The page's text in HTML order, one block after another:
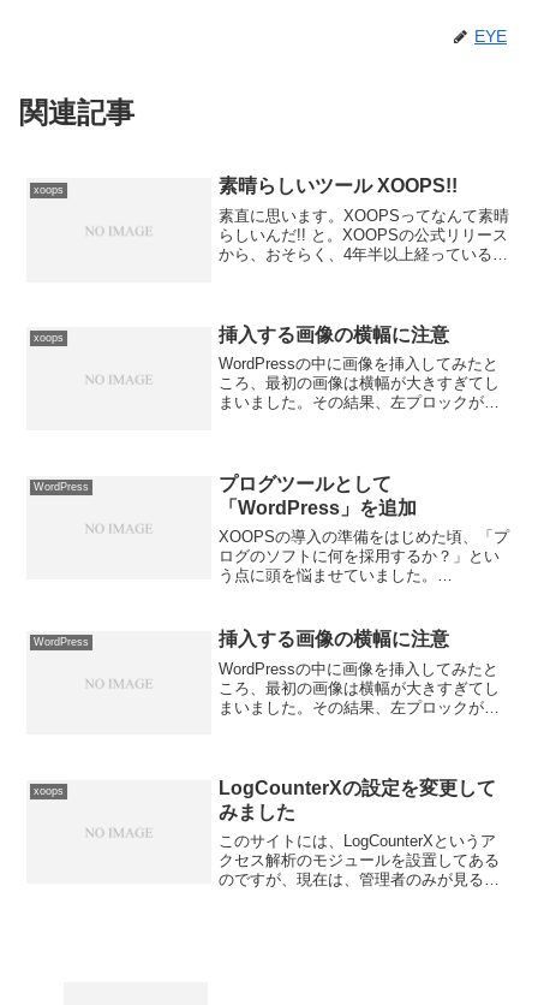
EYE
関連記事
xoops 素晴らしいツール XOOPS!!
素直に思います。XOOPSってなんて素晴
らしいんだ!! と。XOOPSの公式リリース
から、おそらく、4年半以上経っていると
当...
xoops 挿入する画像の横幅に注意
WordPressの中に画像を挿入してみたと
ころ、最初の画像は横幅が大きすぎてし
まいました。その結果、左プロックが圧
１）レイアウトを...
WordPress
プログツールとして
「WordPress」を追加
XOOPSの導入の準備をはじめた頃、「プ
ログのソフトに何を採用するか？」とい
う点に頭を悩ませていました。
で、当初は、「MovableType」の導入を
考えました...
WordPress 挿入する画像の横幅に注意
WordPressの中に画像を挿入してみたと
ころ、最初の画像は横幅が大きすぎてし
まいました。その結果、左プロックが圧
１）レイアウトを...
xoops
LogCounterXの設定を変更して
みました
このサイトには、LogCounterXというア
クセス解析のモジュールを設置してある
のですが、現在は、管理者のみが見るこ